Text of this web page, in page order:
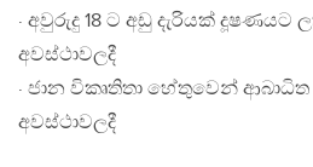
· අවුරුදු 18 ට අඩු දැරියක් දූෂණයට
අවස්ථාවලදී
· ජාන විකෘතිතා හේතුවෙන්
අවස්ථාවලදී